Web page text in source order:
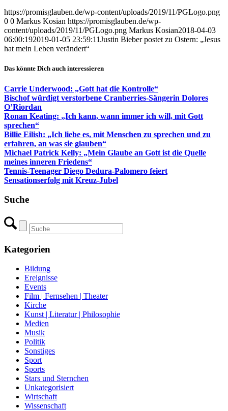
https://promisglauben.de/wp-content/uploads/2019/11/PGLogo.png
0 0 Markus Kosian https://promisglauben.de/wp-
content/uploads/2019/11/PGLogo.png Markus Kosian2018-04-03
06:00:192019-01-05 23:59:11Justin Bieber postet zu Ostern: „Jesus
hat mein Leben verändert“
Das könnte Dich auch interessieren
Carrie Underwood: „Gott hat die Kontrolle“
Bischof würdigt verstorbene Cranberries-Sängerin Dolores
O’Riordan
Ronan Keating: „Ich kann, wann immer ich will, mit Gott
sprechen“
Billie Eilish: „Ich liebe es, mit Menschen zu sprechen und zu
erfahren, an was sie glauben“
Michael Patrick Kelly: „Mein Glaube an Gott ist die Quelle
meines inneren Friedens“
Tennis-Teenager Diego Dedura-Palomero feiert
Sensationserfolg mit Kreuz-Jubel
Suche
Kategorien
Bildung
Ereignisse
Events
Film | Fernsehen | Theater
Kirche
Kunst | Literatur | Philosophie
Medien
Musik
Politik
Sonstiges
Sport
Sports
Stars und Sternchen
Unkategorisiert
Wirtschaft
Wissenschaft